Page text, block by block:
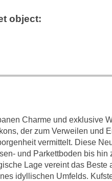
object:
Charme und exklusive
der zum Verweilen und
vermittelt. Diese
und Parkettboden bis
Lage vereint das
idyllischen Umfelds.